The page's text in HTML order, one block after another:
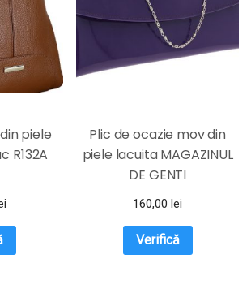
piele
R132A
Plic de ocazie mov din
piele lacuita MAGAZINUL
DE GENTI
160,00lei
Verifică